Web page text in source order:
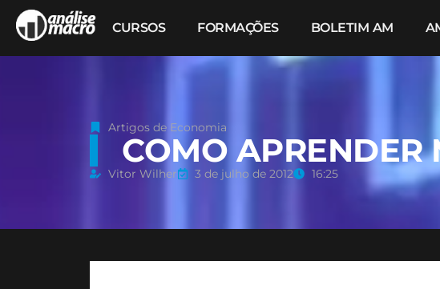
CURSOS FORMAÇÕES BOLETIM AM
Artigos de Economia
COMO APRENDER
Vitor Wilher 3 de julho de 2012 16:25